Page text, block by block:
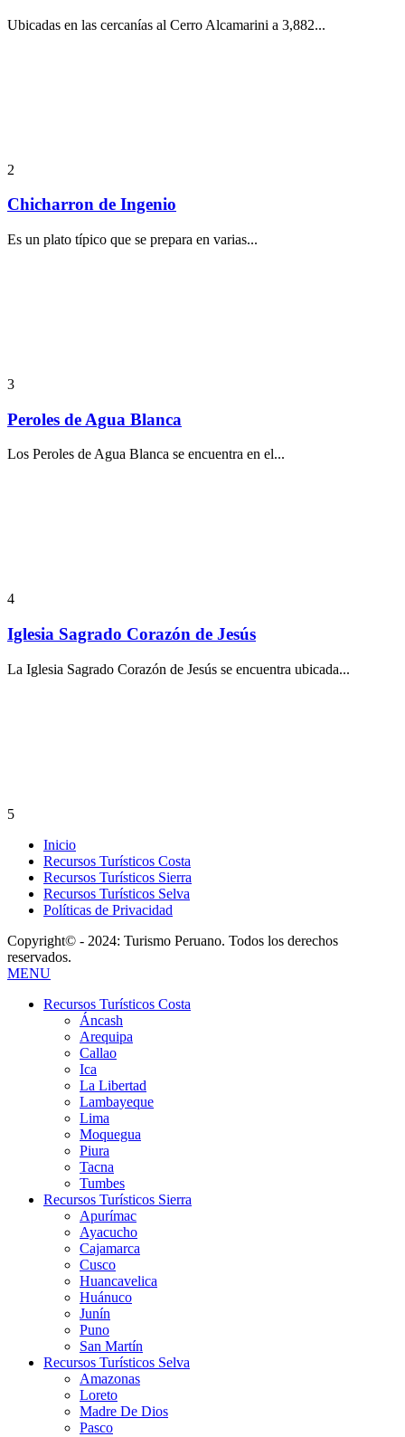
Ubicadas en las cercanías al Cerro Alcamarini a 3,882...
2
Chicharron de Ingenio
Es un plato típico que se prepara en varias...
3
Peroles de Agua Blanca
Los Peroles de Agua Blanca se encuentra en el...
4
Iglesia Sagrado Corazón de Jesús
La Iglesia Sagrado Corazón de Jesús se encuentra ubicada...
5
Inicio
Recursos Turísticos Costa
Recursos Turísticos Sierra
Recursos Turísticos Selva
Políticas de Privacidad
Copyright© - 2024: Turismo Peruano. Todos los derechos
reservados.
MENU
Recursos Turísticos Costa
Áncash
Arequipa
Callao
Ica
La Libertad
Lambayeque
Lima
Moquegua
Piura
Tacna
Tumbes
Recursos Turísticos Sierra
Apurímac
Ayacucho
Cajamarca
Cusco
Huancavelica
Huánuco
Junín
Puno
San Martín
Recursos Turísticos Selva
Amazonas
Loreto
Madre De Dios
Pasco